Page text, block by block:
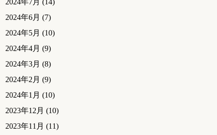
2024年7月 (14)
2024年6月 (7)
2024年5月 (10)
2024年4月 (9)
2024年3月 (8)
2024年2月 (9)
2024年1月 (10)
2023年12月 (10)
2023年11月 (11)